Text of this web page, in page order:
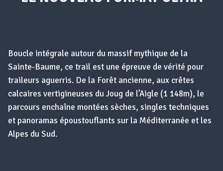
Boucle intégrale autour du massif mythique de la
Sainte-Baume, ce trail est une épreuve de vérité pour
traileurs aguerris. De la Forêt ancienne, aux crêtes
calcaires vertigineuses du Joug de l’Aigle (1 148m), le
parcours enchaîne montées sèches, singles techniques
et panoramas époustouflants sur la Méditerranée et les
Alpes du Sud.